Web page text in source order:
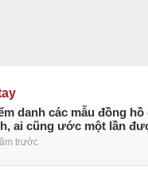
danh các mẫu đồng hồ
ai cũng ước một lần
trước